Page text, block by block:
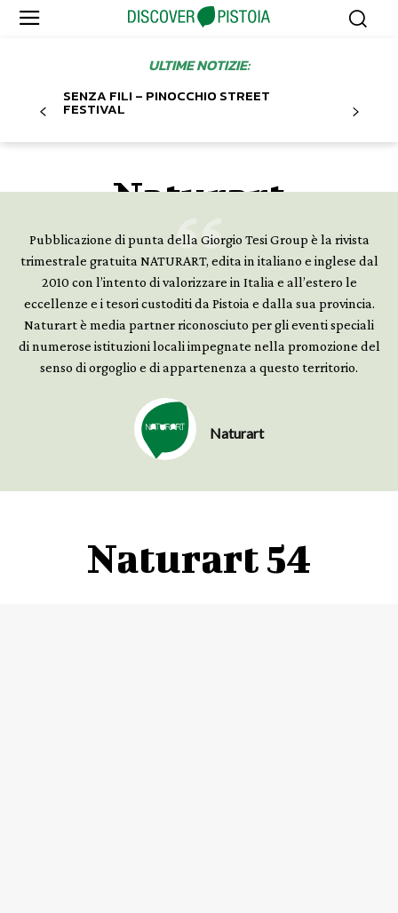
ULTIME NOTIZIE:
SENZA FILI – PINOCCHIO STREET
FESTIVAL
Naturart
Pistoia nel Mondo il Mondo a
Pistoia
Pubblicazione di punta della Giorgio Tesi Group è la rivista
trimestrale gratuita NATURART, edita in italiano e inglese dal
2010 con l’intento di valorizzare in Italia e all’estero le
eccellenze e i tesori custoditi da Pistoia e dalla sua provincia.
Naturart è media partner riconosciuto per gli eventi speciali
di numerose istituzioni locali impegnate nella promozione del
senso di orgoglio e di appartenenza a questo territorio.
Naturart
Naturart 54